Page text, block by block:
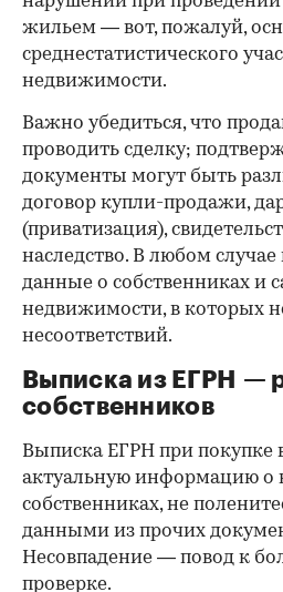
жильем — вот, пожалуй,
среднестатистического
недвижимости.
Важно убедиться, что
проводить сделку;
документы могут быть
договор купли-продажи,
(приватизация),
наследство. В любом
данные о собственниках и
недвижимости, в которых
несоответствий.
Выписка из ЕГРН —
собственников
Выписка ЕГРН при покупке
актуальную информацию о
собственниках, не
данными из прочих
Несовпадение — повод к
проверке.